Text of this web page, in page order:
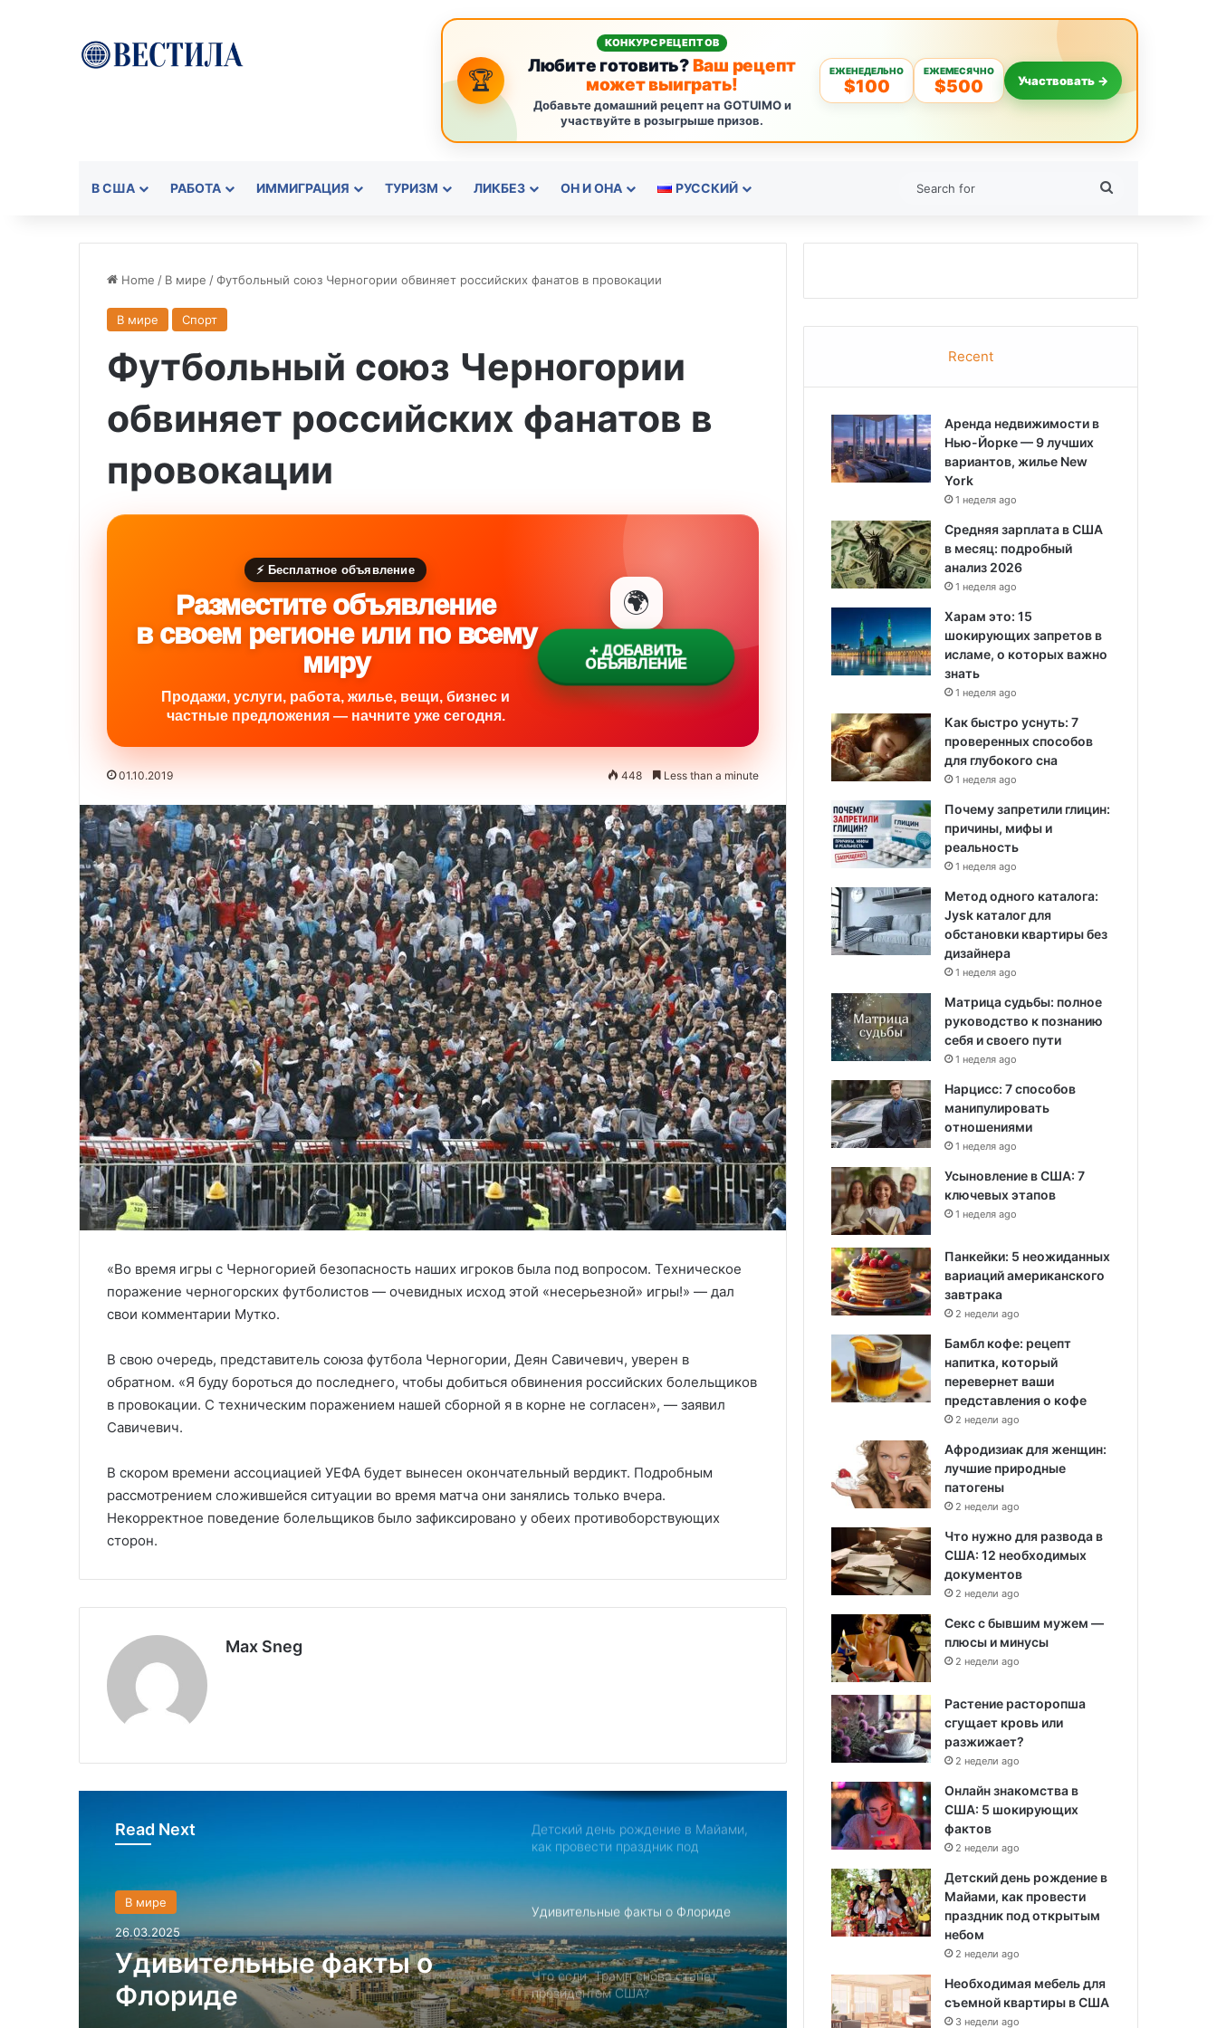
🏆
КОНКУРС РЕЦЕПТОВ
Любите готовить?Ваш рецепт
может выиграть!
Добавьте домашний рецепт на GOTUIMO и
участвуйте в розыгрыше призов.
ЕЖЕНЕДЕЛЬНО
$100
ЕЖЕМЕСЯЧНО
$500 Участвовать →
В США РАБОТА ИММИГРАЦИЯ ТУРИЗМ ЛИКБЕЗ ОН И ОНА РУССКИЙ
Home / В мире /Футбольный союз Черногории обвиняет российских фанатов в провокации
В мире Спорт
Футбольный союз Черногории
обвиняет российских фанатов в
провокации
⚡ Бесплатное объявление
Разместите объявление
в своем регионе или по всему
миру
Продажи, услуги, работа, жилье, вещи, бизнес и
частные предложения — начните уже сегодня.
🌍
+ ДОБАВИТЬ
ОБЪЯВЛЕНИЕ
01.10.2019 448 Less than a minute
«Во время игры с Черногорией безопасность наших игроков была под вопросом. Техническое
поражение черногорских футболистов — очевидных исход этой «несерьезной» игры!» — дал
свои комментарии Мутко.
В свою очередь, представитель союза футбола Черногории, Деян Савичевич, уверен в
обратном. «Я буду бороться до последнего, чтобы добиться обвинения российских болельщиков
в провокации. С техническим поражением нашей сборной я в корне не согласен», — заявил
Савичевич.
В скором времени ассоциацией УЕФА будет вынесен окончательный вердикт. Подробным
рассмотрением сложившейся ситуации во время матча они занялись только вчера.
Некорректное поведение болельщиков было зафиксировано у обеих противоборствующих
сторон.
Max Sneg
Read Next
В мире
26.03.2025
Удивительные факты о
Флориде
Украина получила одобрение
кредита на $880 млн от Совета
Дом с привидениями в Америке,
создании «НАТО в азиатском стиле»
Детский день рождение в Майами,
как провести праздник под
Удивительные факты о Флориде
Что если, Трамп снова станет
президентом США?
Recent
Аренда недвижимости в
Нью-Йорке — 9 лучших
вариантов, жилье New
York
1 неделя ago
Средняя зарплата в США
в месяц: подробный
анализ 2026
1 неделя ago
Харам это: 15
шокирующих запретов в
исламе, о которых важно
знать
1 неделя ago
Как быстро уснуть: 7
проверенных способов
для глубокого сна
1 неделя ago
Почему запретили глицин:
причины, мифы и
реальность
1 неделя ago
Метод одного каталога:
Jysk каталог для
обстановки квартиры без
дизайнера
1 неделя ago
Матрица судьбы: полное
руководство к познанию
себя и своего пути
1 неделя ago
Нарцисс: 7 способов
манипулировать
отношениями
1 неделя ago
Усыновление в США: 7
ключевых этапов
1 неделя ago
Панкейки: 5 неожиданных
вариаций американского
завтрака
2 недели ago
Бамбл кофе: рецепт
напитка, который
перевернет ваши
представления о кофе
2 недели ago
Афродизиак для женщин:
лучшие природные
патогены
2 недели ago
Что нужно для развода в
США: 12 необходимых
документов
2 недели ago
Секс с бывшим мужем —
плюсы и минусы
2 недели ago
Растение расторопша
сгущает кровь или
разжижает?
2 недели ago
Онлайн знакомства в
США: 5 шокирующих
фактов
2 недели ago
Детский день рождение в
Майами, как провести
праздник под открытым
небом
2 недели ago
Необходимая мебель для
съемной квартиры в США
3 недели ago